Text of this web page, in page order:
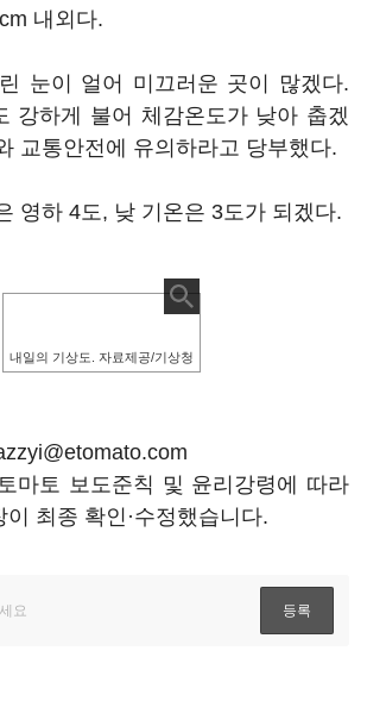
내외다.
눈이 얼어 미끄러운 곳이 많겠다.
강하게 불어 체감온도가 낮아 춥겠
교통안전에 유의하라고 당부했다.
영하 4도, 낮 기온은 3도가 되겠다.
내일의 기상도. 자료제공/기상청
마토 보도준칙 및 윤리강령에 따라
최종 확인·수정했습니다.